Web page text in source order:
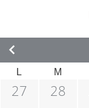
L M
27 28